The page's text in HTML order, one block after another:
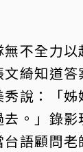
不全力
綺知道
說：「
。」錄
語顧問